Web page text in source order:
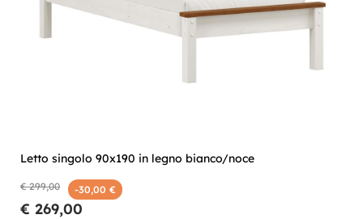
Letto singolo 90x190 in legno bianco/noce
€ 299,00 -30,00 €
€ 269,00